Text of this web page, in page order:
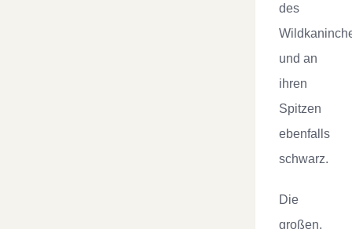
des
und an
ihren
Spitzen
ebenfalls
schwarz.
Die
großen,